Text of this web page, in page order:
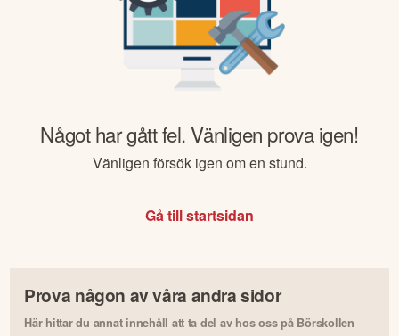
Något har gått fel. Vänligen prova igen!
Vänligen försök igen om en stund.
Gå till startsidan
Prova någon av våra andra sidor
Här hittar du annat innehåll att ta del av hos oss på Börskollen